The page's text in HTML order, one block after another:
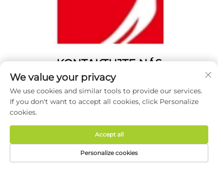
KONTAKTUJTE NÁS
Add: Číslo 1346, cesta Fenghuangshan, Yangting, mesto
Weihai, provincie Šan-tung, Čína.
Tel.:
Autorské práva © 2026 Weihai Haodong Packing Co., Ltd. Všetky
práva vyhradené -Zásady ochrany súkromia
We value your privacy
We use cookies and similar tools to provide our services.
If you don't want to accept all cookies, click Personalize
cookies.
Personalize cookies
Accept all